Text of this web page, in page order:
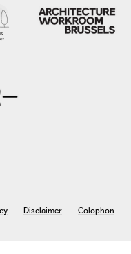
Disclaimer Colophon